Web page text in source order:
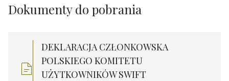
Dokumenty do pobrania
DEKLARACJA CZŁONKOWSKA
POLSKIEGO KOMITETU
UŻYTKOWNIKÓW SWIFT